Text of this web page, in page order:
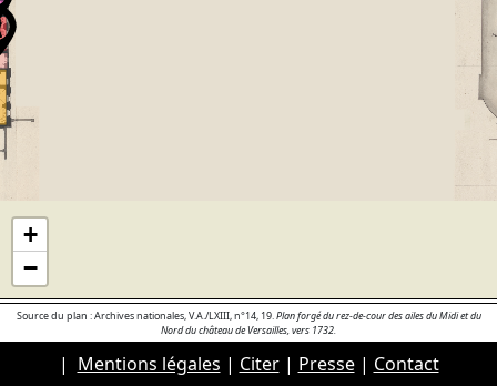
+
−
Source du plan : Archives nationales, V.A./LXIII, n°14, 19.Plan forgé du rez-de-cour des ailes du Midi et du
Nord du château de Versailles, vers 1732.
| Mentions légales | Citer| Presse| Contact